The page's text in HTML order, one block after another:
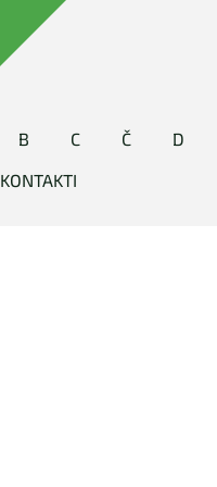
B C Č D
KONTAKTI